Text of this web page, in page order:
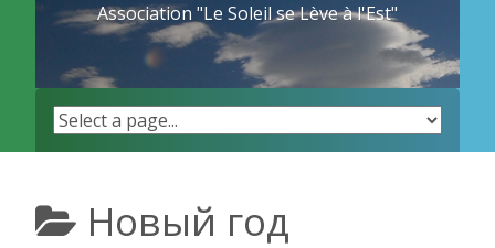
Association "Le Soleil se Lève à l'Est"
Новый год